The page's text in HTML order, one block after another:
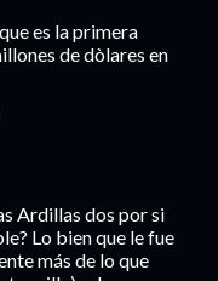
es la primera
de dòlares en
Ardillas dos por si
Lo bien que le fue
más de lo que